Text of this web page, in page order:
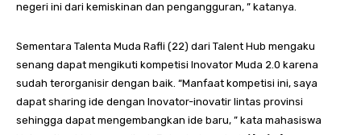
negeri ini dari kemiskinan dan pengangguran, ” katanya.
Sementara Talenta Muda Rafli (22) dari Talent Hub mengaku
senang dapat mengikuti kompetisi Inovator Muda 2.0 karena
sudah terorganisir dengan baik. “Manfaat kompetisi ini, saya
dapat sharing ide dengan Inovator-inovatir lintas provinsi
sehingga dapat mengembangkan ide baru, ” kata mahasiswa